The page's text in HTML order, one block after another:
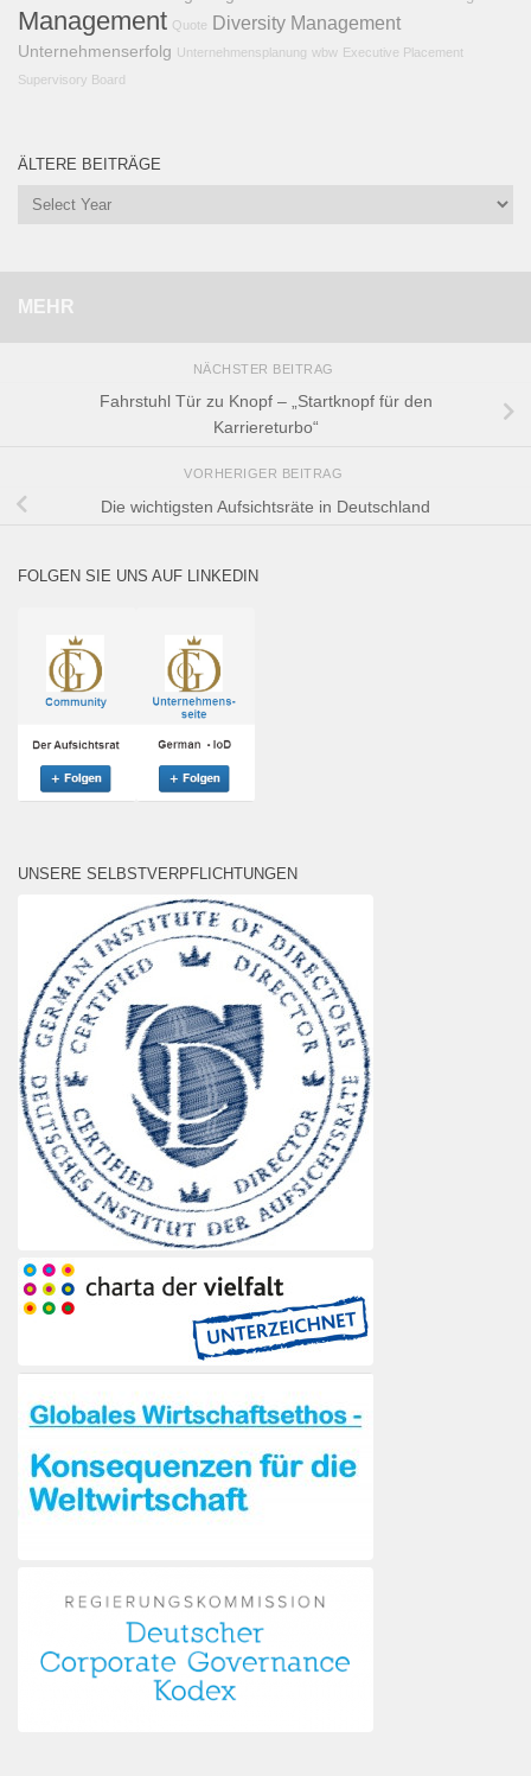
Management Quote Diversity Management
Unternehmenserfolg Unternehmensplanung wbw Executive Placement
Supervisory Board
ÄLTERE BEITRÄGE
MEHR
NÄCHSTER BEITRAG
Fahrstuhl Tür zu Knopf – „Startknopf für den
Karriereturbo“
VORHERIGER BEITRAG
Die wichtigsten Aufsichtsräte in Deutschland
FOLGEN SIE UNS AUF LINKEDIN
UNSERE SELBSTVERPFLICHTUNGEN